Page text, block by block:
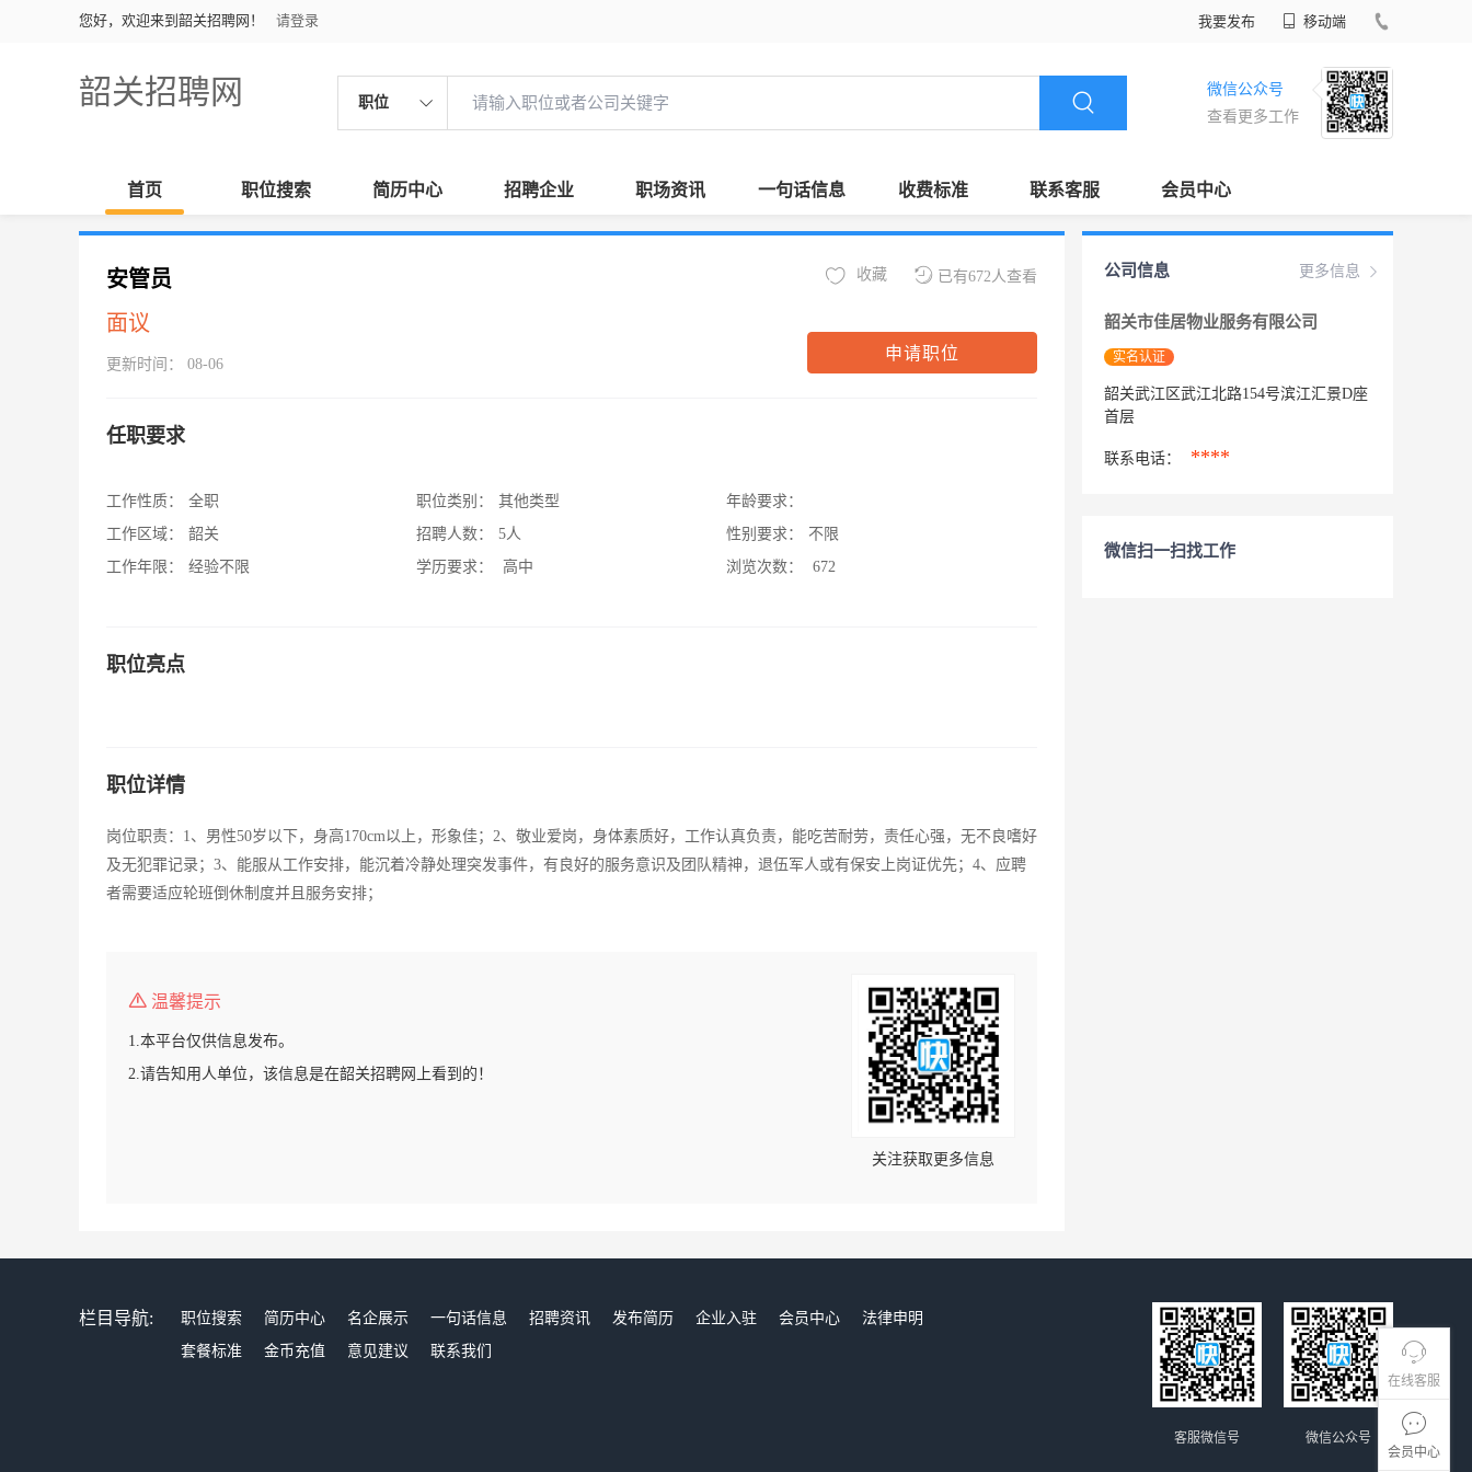
您好，欢迎来到韶关招聘网！ 请登录 我要发布 移动端
韶关招聘网 职位
微信公众号
查看更多工作
首页 职位搜索 简历中心 招聘企业 职场资讯 一句话信息 收费标准 联系客服 会员中心
在线客服
会员中心
安管员
面议
更新时间： 08-06
已有672人查看
收藏
申请职位
任职要求
工作性质：
全职
工作区域：
韶关
工作年限：
经验不限
职位类别：
其他类型
招聘人数：
5人
学历要求：
高中
年龄要求：
性别要求：
不限
浏览次数：
672
职位亮点
职位详情
岗位职责：1、男性50岁以下，身高170cm以上，形象佳；2、敬业爱岗，身体素质好，工作认真负责，能吃苦耐劳，责任心强，无不良嗜好
及无犯罪记录；3、能服从工作安排，能沉着冷静处理突发事件，有良好的服务意识及团队精神，退伍军人或有保安上岗证优先；4、应聘
者需要适应轮班倒休制度并且服务安排；
温馨提示
1.本平台仅供信息发布。
2.请告知用人单位，该信息是在韶关招聘网上看到的！
关注获取更多信息
更多信息
公司信息
韶关市佳居物业服务有限公司
实名认证
韶关武江区武江北路154号滨江汇景D座
首层
联系电话： ****
微信扫一扫找工作
栏目导航: 职位搜索 简历中心 名企展示 一句话信息 招聘资讯 发布简历 企业入驻 会员中心
法律申明
套餐标准
金币充值 意见建议 联系我们
微信公众号
客服微信号